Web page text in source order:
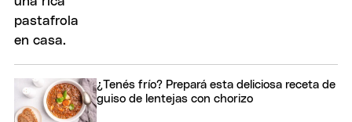
¿Tenés frío? Prepará esta deliciosa receta de
guiso de lentejas con chorizo